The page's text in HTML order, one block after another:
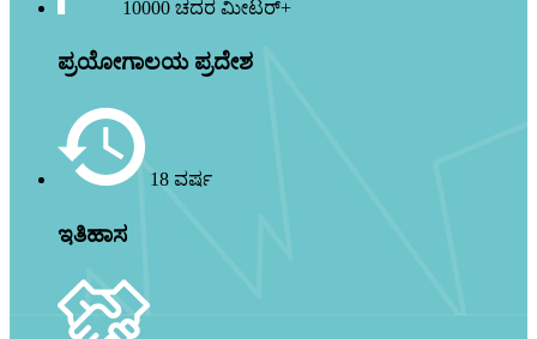
10000 ಚದರ ಮೀಟರ್+
ಪ್ರಯೋಗಾಲಯ ಪ್ರದೇಶ
18 ವರ್ಷ
ಇತಿಹಾಸ